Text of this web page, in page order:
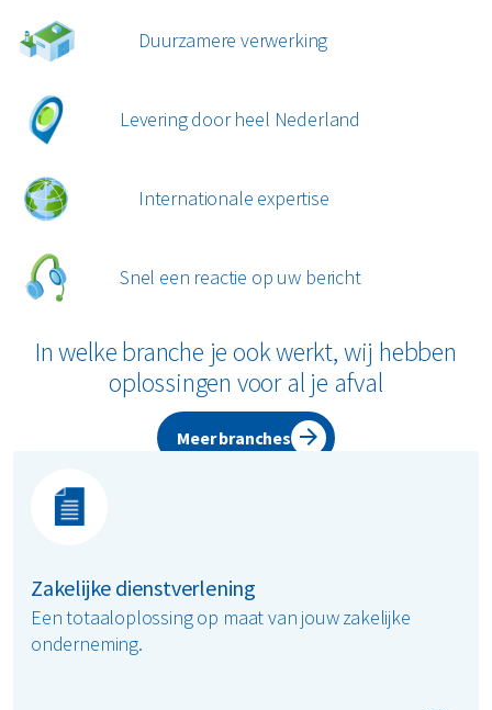
wereld. Start vandaag nog met efficiënte afvalinzameling
voor bedrijven en huur eenvoudig jouw
afvalbeheeroplossing die past bij jouw bedrijf en regel
alles eenvoudig online via de MyRenewi portal. Ontdek
naast onze bedrijfsafvalcontainers ook andere
oplossingen, zoals inzameling van
handige interne inzamelmiddelen, die perfect geschikt zijn
Samen maken we afvalbeheer duurzamer en slimmer,
zodat jij je kunt richten op wat echt telt!
Heb je afval thuis? Bekijk dan onzeparticuliere pagina.
Duurzamere verwerking
Levering door heel Nederland
Internationale expertise
Snel een reactie op uw bericht
In welke branche je ook werkt, wij hebben
oplossingen voor al je afval
Meer branches
Zakelijke dienstverlening
Een totaaloplossing op maat van jouw zakelijke
onderneming.